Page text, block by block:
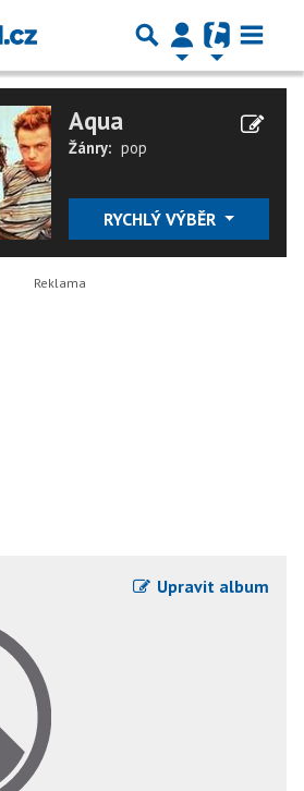
Aqua
Žánry: pop
RYCHLÝ VÝBĚR
Upravit album